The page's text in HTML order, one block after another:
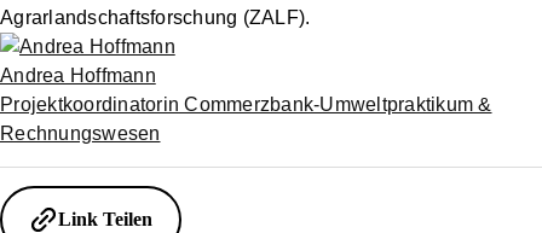
Agrarlandschaftsforschung (ZALF).
Andrea Hoffmann
Projektkoordinatorin Commerzbank-Umweltpraktikum &
Rechnungswesen
Link Teilen